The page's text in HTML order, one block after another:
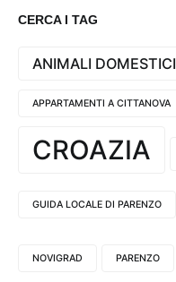
CERCA I TAG
ANIMALI DOMESTICI
APPARTAMENTI A CITTANOVA
CROAZIA
GUIDA LOCALE DI PARENZO
NOVIGRAD PARENZO